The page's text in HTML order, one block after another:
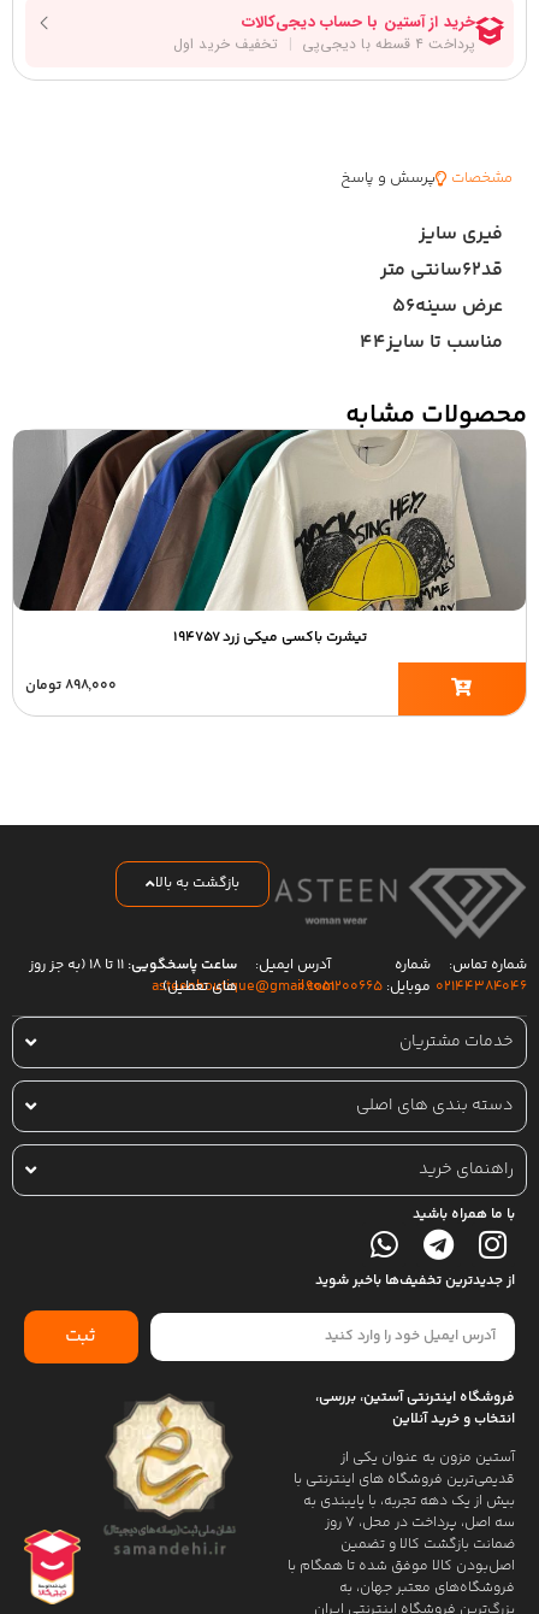
مشخصات پرسش و پاسخ
فیری سایز
قد۶۲سانتی متر
عرض سینه۵۶
مناسب تا سایز۴۴
محصولات مشابه
تیشرت باکسی میکی زرد ۱۹۴۷۵۷
۸۹۸,۰۰۰تومان
بازگشت به بالا
شماره تماس:
۰۲۱۴۴۳۸۴۰۴۶
شماره
موبایل: ۰۹۰۵۱۲۰۰۶۶۵
آدرس ایمیل:
asteenboutique@gmail.com
ساعت پاسخگویی:
۱۱ تا ۱۸ (به جز روز
های تعطیل)
خدمات مشتریان
دسته بندی های اصلی
راهنمای خرید
با ما همراه باشید
از جدیدترین تخفیف‌ها باخبر شوید
ثبت
فروشگاه اینترنتی آستین، بررسی،
انتخاب و خرید آنلاین
آستین مزون به عنوان یکی از
قدیمی‌ترین فروشگاه های اینترنتی با
بیش از یک دهه تجربه، با پایبندی به
سه اصل، پرداخت در محل، ۷ روز
ضمانت بازگشت کالا و تضمین
اصل‌بودن کالا موفق شده تا همگام با
فروشگاه‌های معتبر جهان، به